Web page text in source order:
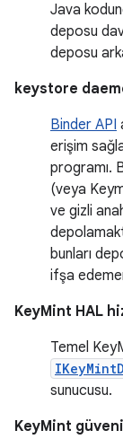
Java
deposu
deposu
keystore
Binder API
erişim
programı.
(veya
ve gizli
bunları
ifşa
KeyMint HAL
Temel
sunucusu.
KeyMint